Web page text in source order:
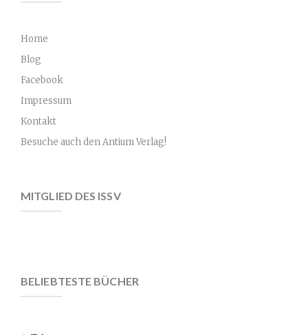
Home
Blog
Facebook
Impressum
Kontakt
Besuche auch den Antium Verlag!
MITGLIED DES ISSV
BELIEBTESTE BÜCHER